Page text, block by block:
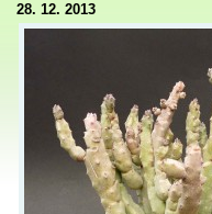
28. 12. 2013